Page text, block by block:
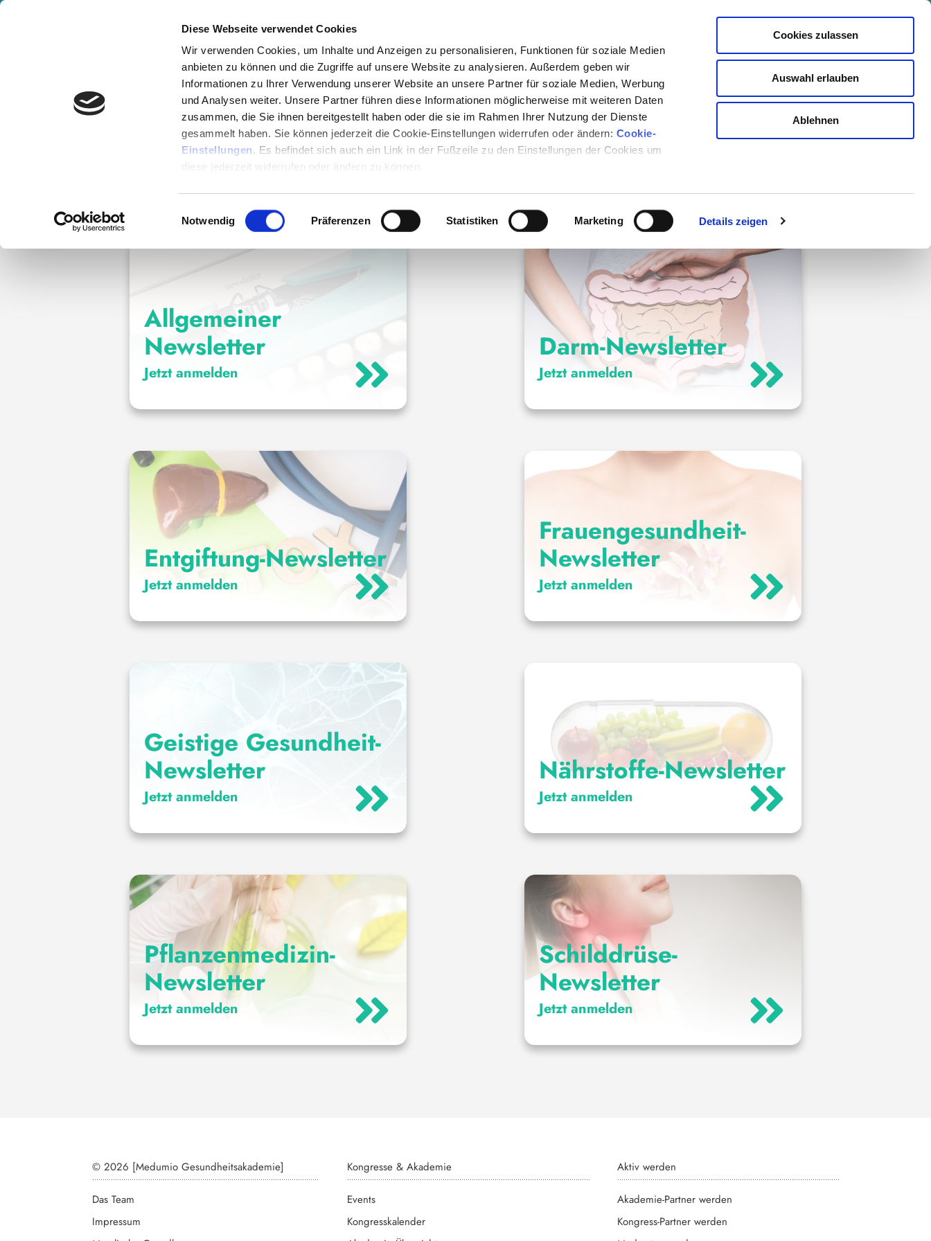
Diese Webseite verwendet Cookies
Wir verwenden Cookies, um Inhalte und Anzeigen zu personalisieren, Funktionen für soziale Medien
anbieten zu können und die Zugriffe auf unsere Website zu analysieren. Außerdem geben wir
Informationen zu Ihrer Verwendung unserer Website an unsere Partner für soziale Medien, Werbung
und Analysen weiter. Unsere Partner führen diese Informationen möglicherweise mit weiteren Daten
zusammen, die Sie ihnen bereitgestellt haben oder die sie im Rahmen Ihrer Nutzung der Dienste
gesammelt haben. Sie können jederzeit die Cookie-Einstellungen widerrufen oder ändern: Cookie-
Einstellungen. Es befindet sich auch ein Link in der Fußzeile zu den Einstellungen der Cookies um
diese jederzeit widerrufen oder ändern zu können.
Einwilligungsauswahl
Notwendig Präferenzen Statistiken Marketing Details zeigen
Cookies zulassen
Auswahl erlauben
Ablehnen
Events Akademie Magazin Login
Aktuelle Events Akademie Mediathek E-Books Magazin Partner: +viktilabs
Mehr
Trage dich jetzt zu unseren themenbasierten Newslettern ein und
verpasse keine Infos mehr!
Allgemeiner
Newsletter
Jetzt anmelden
Darm-Newsletter
Jetzt anmelden
Entgiftung-Newsletter
Jetzt anmelden
Frauengesundheit-
Newsletter
Jetzt anmelden
Geistige Gesundheit-
Newsletter
Jetzt anmelden
Nährstoffe-Newsletter
Jetzt anmelden
Pflanzenmedizin-
Newsletter
Jetzt anmelden
Schilddrüse-
Newsletter
Jetzt anmelden
© 2026 [Medumio Gesundheitsakademie]
Das Team
Impressum
Kongresse & Akademie
Events
Kongresskalender
Aktiv werden
Akademie-Partner werden
Kongress-Partner werden